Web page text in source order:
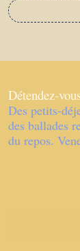
Détendez-
Des petits-
des ballades
du repos.